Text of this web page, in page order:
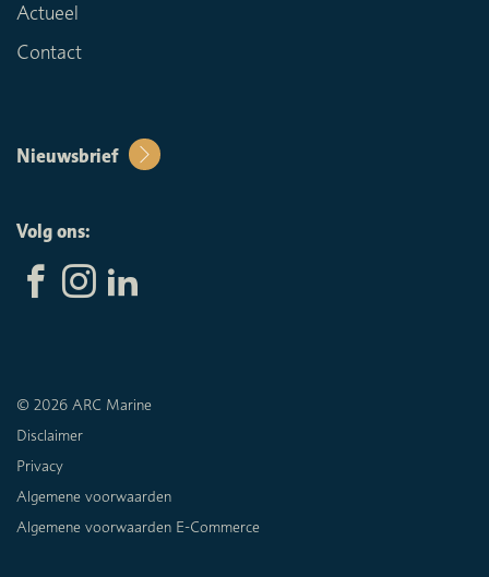
Actueel
Contact
Nieuwsbrief
Volg ons:
© 2026 ARC Marine
Disclaimer
Privacy
Algemene voorwaarden
Algemene voorwaarden E-Commerce